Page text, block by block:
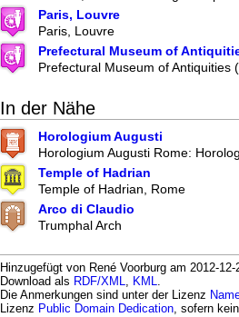
Paris, Louvre
Paris, Louvre
Prefectural Museum of
Prefectural Museum of Antiquities
In der Nähe
Horologium Augusti
Horologium Augusti Rome:
Temple of Hadrian
Temple of Hadrian, Rome
Arco di Claudio
Trumphal Arch
Hinzugefügt von René Voorburg am 2012-
Download als RDF/XML, KML.
Die Anmerkungen sind unter der Lizenz
Lizenz Public Domain Dedication, sofern